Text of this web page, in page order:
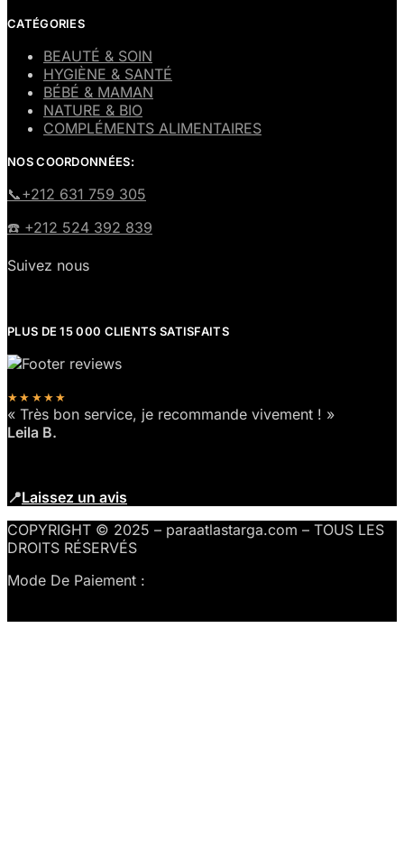
CATÉGORIES
BEAUTÉ & SOIN
HYGIÈNE & SANTÉ
BÉBÉ & MAMAN
NATURE & BIO
COMPLÉMENTS ALIMENTAIRES
NOS COORDONNÉES:
​📞+212 631 759 305
☎️​ +212 524 392 839
Suivez nous
PLUS DE 15 000 CLIENTS SATISFAITS
★★★★★
« Très bon service, je recommande vivement ! »
Leila B.
📍Laissez un avis
COPYRIGHT © 2025 – paraatlastarga.com – TOUS LES
DROITS RÉSERVÉS
Mode De Paiement :